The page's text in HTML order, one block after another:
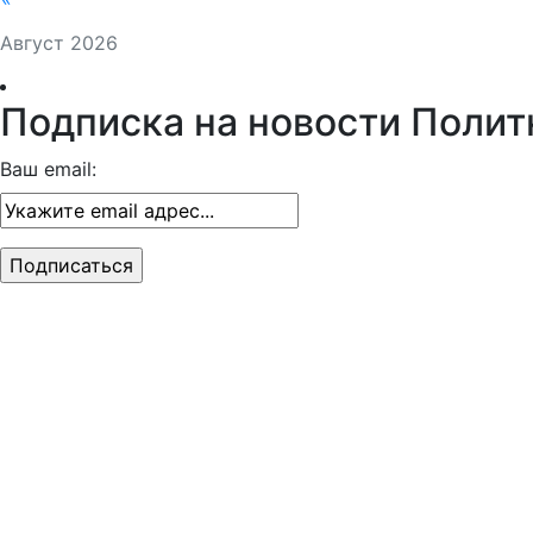
Август 2026
Подписка на новости
Ваш email: